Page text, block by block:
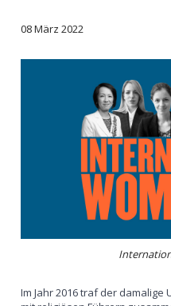
08 März 2022
Im Jahr 2016 traf der